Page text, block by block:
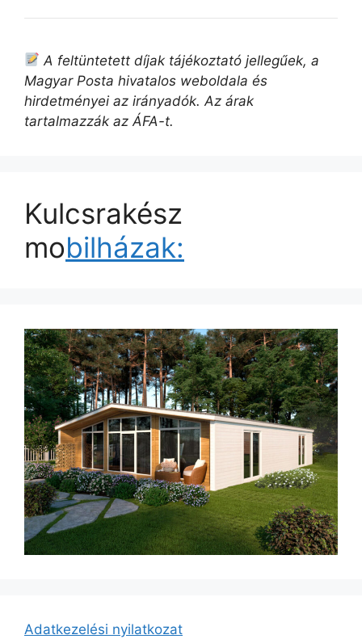
A feltüntetett díjak tájékoztató jellegűek, a
Magyar Posta hivatalos weboldala és
hirdetményei az irányadók. Az árak
tartalmazzák az ÁFA-t.
Kulcsrakész
mobilházak:
Adatkezelési nyilatkozat